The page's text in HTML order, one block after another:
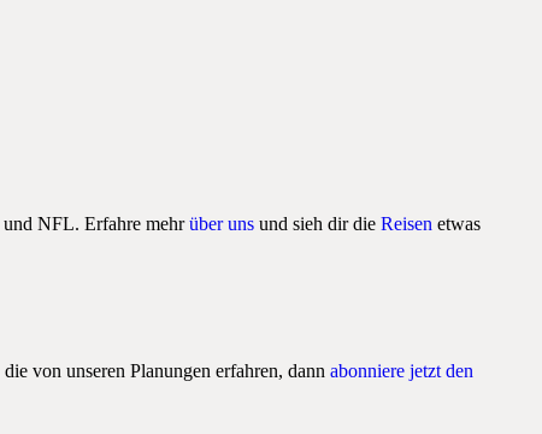
und NFL. Erfahre mehrüber uns und sieh dir die Reisen etwas
von unseren Planungen erfahren, dann abonniere jetzt den